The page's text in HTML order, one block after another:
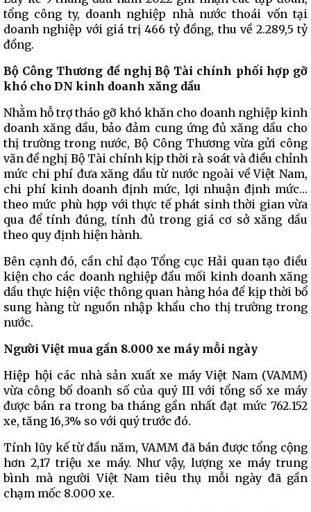
tổng công ty, doanh nghiệp nhà nước thoái vốn tại
doanh nghiệp với giá trị 466 tỷ đồng, thu về 2.289,5 tỷ
đồng.
Bộ Công Thương đề nghị Bộ Tài chính phối hợp gỡ
khó cho DN kinh doanh xăng dầu
Nhằm hỗ trợ tháo gỡ khó khăn cho doanh nghiệp kinh
doanh xăng dầu, bảo đảm cung ứng đủ xăng dầu cho
thị trường trong nước, Bộ Công Thương vừa gửi công
văn đề nghị Bộ Tài chính kịp thời rà soát và điều chỉnh
mức chi phí đưa xăng dầu từ nước ngoài về Việt Nam,
chi phí kinh doanh định mức, lợi nhuận định mức…
theo mức phù hợp với thực tế phát sinh thời gian vừa
qua để tính đúng, tính đủ trong giá cơ sở xăng dầu
theo quy định hiện hành.
Bên cạnh đó, cần chỉ đạo Tổng cục Hải quan tạo điều
kiện cho các doanh nghiệp đầu mối kinh doanh xăng
dầu thực hiện việc thông quan hàng hóa để kịp thời bổ
sung hàng từ nguồn nhập khẩu cho thị trường trong
nước.
Người Việt mua gần 8.000 xe máy mỗi ngày
Hiệp hội các nhà sản xuất xe máy Việt Nam (VAMM)
vừa công bố doanh số của quý III với tổng số xe máy
được bán ra trong ba tháng gần nhất đạt mức 762.152
xe, tăng 16,3% so với quý trước đó.
Tính lũy kế từ đầu năm, VAMM đã bán được tổng cộng
hơn 2,17 triệu xe máy. Như vậy, lượng xe máy trung
bình mà người Việt Nam tiêu thụ mỗi ngày đã gần
chạm mốc 8.000 xe.